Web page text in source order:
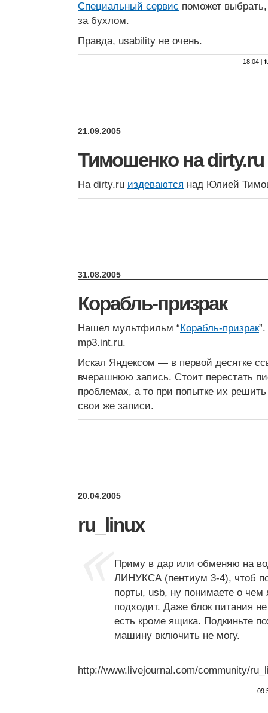
Специальный сервис поможет
за бухлом.
Правда, usability не очень.
18:04 |
21.09.2005
Тимошенко на dirty.ru
На dirty.ru издеваются над Юлией
31.08.2005
Корабль-призрак
Нашел мультфильм “Корабль-призрак”.
mp3.int.ru.
Искал Яндексом — в первой десятке
вчерашнюю запись. Стоит перестать
проблемах, а то при попытке их
свои же записи.
20.04.2005
ru_linux
Приму в дар или обменяю на
ЛИНУКСА (пентиум 3-4), чтоб
порты, usb, ну понимаете о чем
подходит. Даже блок питания
есть кроме ящика. Подкиньте
машину включить не могу.
http://www.livejournal.com/community/